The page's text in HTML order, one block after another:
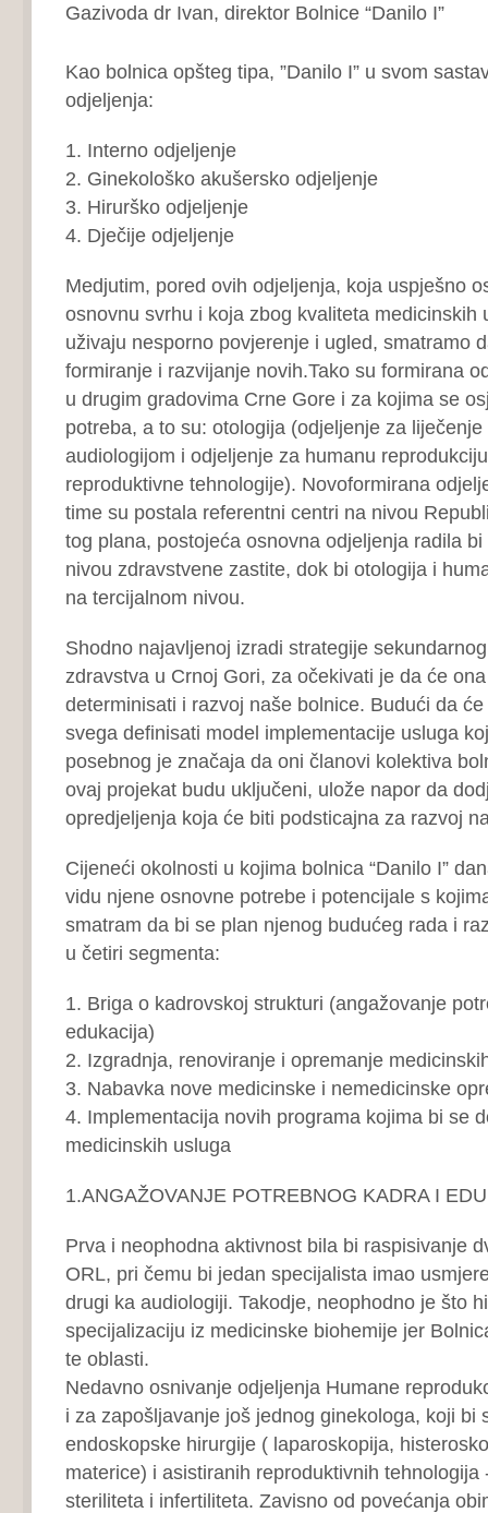
Gazivoda dr Ivan, direktor Bolnice “Danilo I”
Kao bolnica opšteg tipa, ”Danilo I” u svom
odjeljenja:
1. Interno odjeljenje
2. Ginekološko akušersko odjeljenje
3. Hirurško odjeljenje
4. Dječije odjeljenje
Medjutim, pored ovih odjeljenja, koja uspješno
osnovnu svrhu i koja zbog kvaliteta medicinskih
uživaju nesporno povjerenje i ugled, smatramo
formiranje i razvijanje novih.Tako su formirana
u drugim gradovima Crne Gore i za kojima se
potreba, a to su: otologija (odjeljenje za liječenje
audiologijom i odjeljenje za humanu
reproduktivne tehnologije). Novoformirana
time su postala referentni centri na nivou
tog plana, postojeća osnovna odjeljenja radila
nivou zdravstvene zastite, dok bi otologija i
na tercijalnom nivou.
Shodno najavljenoj izradi strategije
zdravstva u Crnoj Gori, za očekivati je da će
determinisati i razvoj naše bolnice. Budući da
svega definisati model implementacije usluga
posebnog je značaja da oni članovi kolektiva
ovaj projekat budu uključeni, ulože napor da
opredjeljenja koja će biti podsticajna za razvoj
Cijeneći okolnosti u kojima bolnica “Danilo I”
vidu njene osnovne potrebe i potencijale s
smatram da bi se plan njenog budućeg rada i
u četiri segmenta:
1. Briga o kadrovskoj strukturi (angažovanje
edukacija)
2. Izgradnja, renoviranje i opremanje
3. Nabavka nove medicinske i nemedicinske
4. Implementacija novih programa kojima bi se
medicinskih usluga
1.ANGAŽOVANJE POTREBNOG KADRA I
Prva i neophodna aktivnost bila bi raspisivanje
ORL, pri čemu bi jedan specijalista imao
drugi ka audiologiji. Takodje, neophodno je što
specijalizaciju iz medicinske biohemije jer
te oblasti.
Nedavno osnivanje odjeljenja Humane
i za zapošljavanje još jednog ginekologa, koji bi
endoskopske hirurgije ( laparoskopija,
materice) i asistiranih reproduktivnih tehnologija
steriliteta i infertiliteta. Zavisno od povećanja